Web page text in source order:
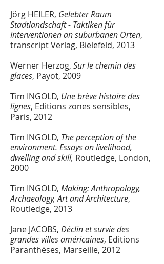
Jörg HEILER, Gelebter Raum
Stadtlandschaft - Taktiken für
Interventionen an suburbanen Orten,
transcript Verlag, Bielefeld, 2013
Werner Herzog, Sur le chemin des
glaces, Payot, 2009
Tim INGOLD, Une brève histoire des
lignes, Editions zones sensibles,
Paris, 2012
Tim INGOLD, The perception of the
environment. Essays on livelihood,
dwelling and skill, Routledge, London,
2000
Tim INGOLD, Making: Anthropology,
Archaeology, Art and Architecture,
Routledge, 2013
Jane JACOBS, Déclin et survie des
grandes villes américaines, Editions
Paranthèses, Marseille, 2012